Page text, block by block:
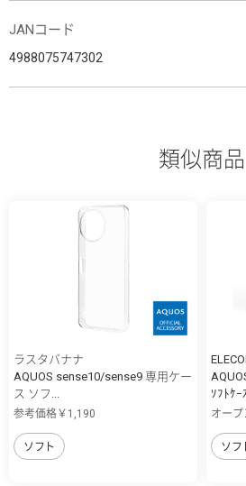
JANコード
4988075747302
類似商品
ラスタバナナ
AQUOS sense10/sense9 専用ケー
ス ソフ...
参考価格￥1,190
ソフト
ｿﾌﾄｹｰ
オー
ソフ